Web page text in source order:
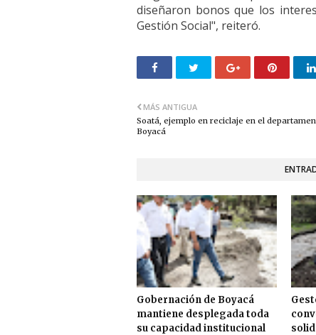
diseñaron bonos que los
Gestión Social", reiteró.
MÁS ANTIGUA
Soatá, ejemplo en reciclaje en el
Boyacá
Gobernación de Boyacá
mantiene desplegada toda
su capacidad institucional